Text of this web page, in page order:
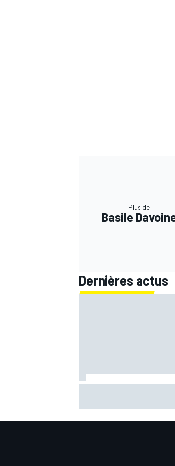
Plus de
Basile
Dernières actus